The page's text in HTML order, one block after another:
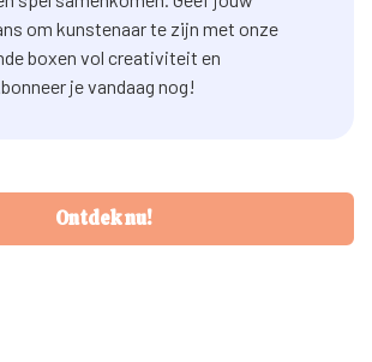
om kunstenaar te zijn met onze
boxen vol creativiteit en
je vandaag nog!
Ontdek nu!